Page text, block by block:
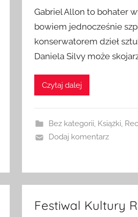
Gabriel Allon to bohater
bowiem jednocześnie
konserwatorem dzieł
Daniela Silvy może
Czytaj dalej
Bez kategorii, Książki,
Dodaj komentarz
Festiwal Kultury